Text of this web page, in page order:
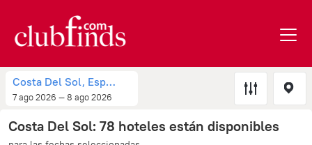
Costa Del Sol, España
7 ago 2026 — 8 ago 2026
Costa Del Sol: 78 hoteles están disponibles